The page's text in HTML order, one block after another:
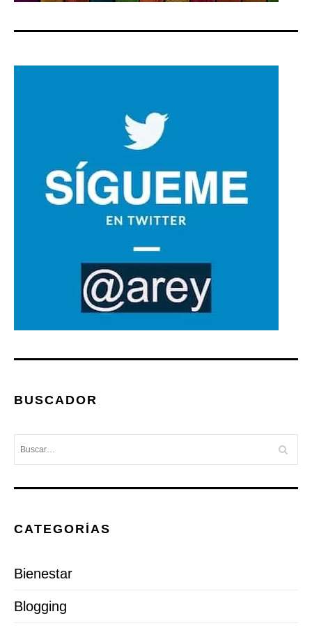
BUSCADOR
CATEGORÍAS
Bienestar
Blogging